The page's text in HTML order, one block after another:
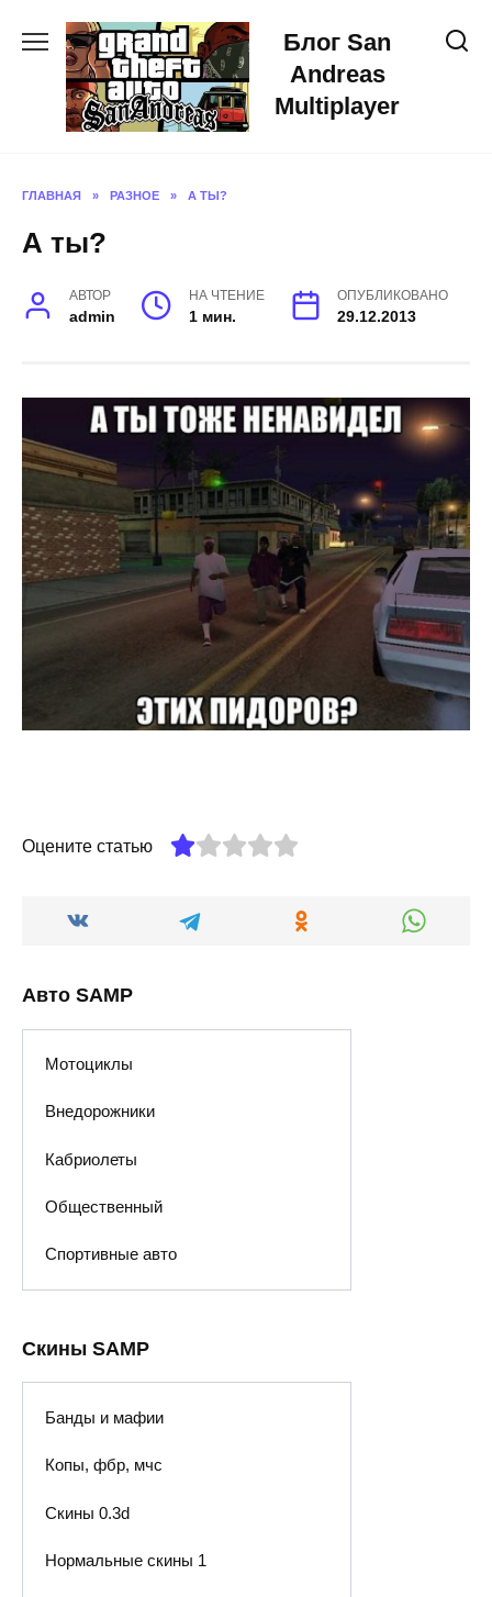
Блог San
Andreas
Multiplayer
ГЛАВНАЯ » РАЗНОЕ » А ТЫ?
А ты?
АВТОР
admin
НА ЧТЕНИЕ
1 мин.
ОПУБЛИКОВАНО
29.12.2013
Оцените статью
Авто SAMP
Мотоциклы
Внедорожники
Кабриолеты
Общественный
Спортивные авто
Скины SAMP
Банды и мафии
Копы, фбр, мчс
Скины 0.3d
Нормальные скины 1